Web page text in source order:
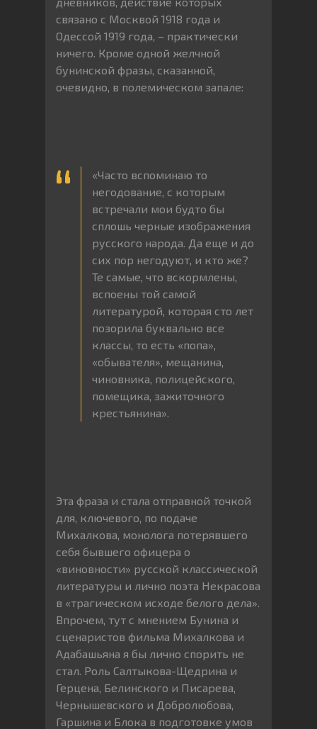
связано с Москвой 1918 года и
Одессой 1919 года, – практически
ничего. Кроме одной желчной
бунинской фразы, сказанной,
очевидно, в полемическом запале:
«Часто вспоминаю то
негодование, с которым
встречали мои будто бы
сплошь черные изображения
русского народа. Да еще и до
сих пор негодуют, и кто же?
Те самые, что вскормлены,
вспоены той самой
литературой, которая сто лет
позорила буквально все
классы, то есть «попа»,
«обывателя», мещанина,
чиновника, полицейского,
помещика, зажиточного
крестьянина».
Эта фраза и стала отправной точкой
для, ключевого, по подаче
Михалкова, монолога потерявшего
себя бывшего офицера о
«виновности» русской классической
литературы и лично поэта Некрасова
в «трагическом исходе белого дела».
Впрочем, тут с мнением Бунина и
сценаристов фильма Михалкова и
Адабашьяна я бы лично спорить не
стал. Роль Салтыкова-Щедрина и
Герцена, Белинского и Писарева,
Чернышевского и Добролюбова,
Гаршина и Блока в подготовке умов